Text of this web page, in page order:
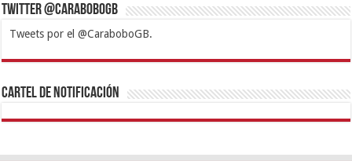
Twitter @CaraboboGB
Tweets por el @CaraboboGB.
1xbetBetturkeyBetistKralbetSupertotobetTipobetMatadorbetMariobet
https://mvbcasino.com/
Cartel de Notificación